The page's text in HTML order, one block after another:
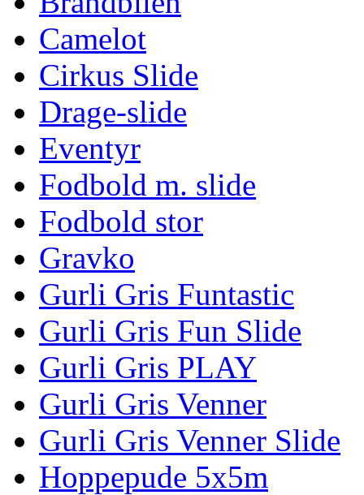
Camelot
Cirkus Slide
Drage-slide
Eventyr
Fodbold m. slide
Fodbold stor
Gravko
Gurli Gris Funtastic
Gurli Gris Fun Slide
Gurli Gris PLAY
Gurli Gris Venner
Gurli Gris Venner Slide
Hoppepude 5x5m